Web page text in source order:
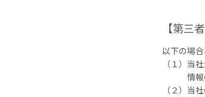
【第三
以下の場
（１）当
情
（２）当